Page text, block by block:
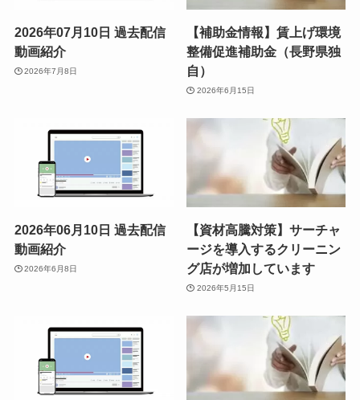
2026年07月10日 過去配信
動画紹介
2026年7月8日
【補助金情報】賃上げ環境
整備促進補助金（長野県独
自）
2026年6月15日
2026年06月10日 過去配信
動画紹介
2026年6月8日
【資材高騰対策】サーチャ
ージを導入するクリーニン
グ店が増加しています
2026年5月15日